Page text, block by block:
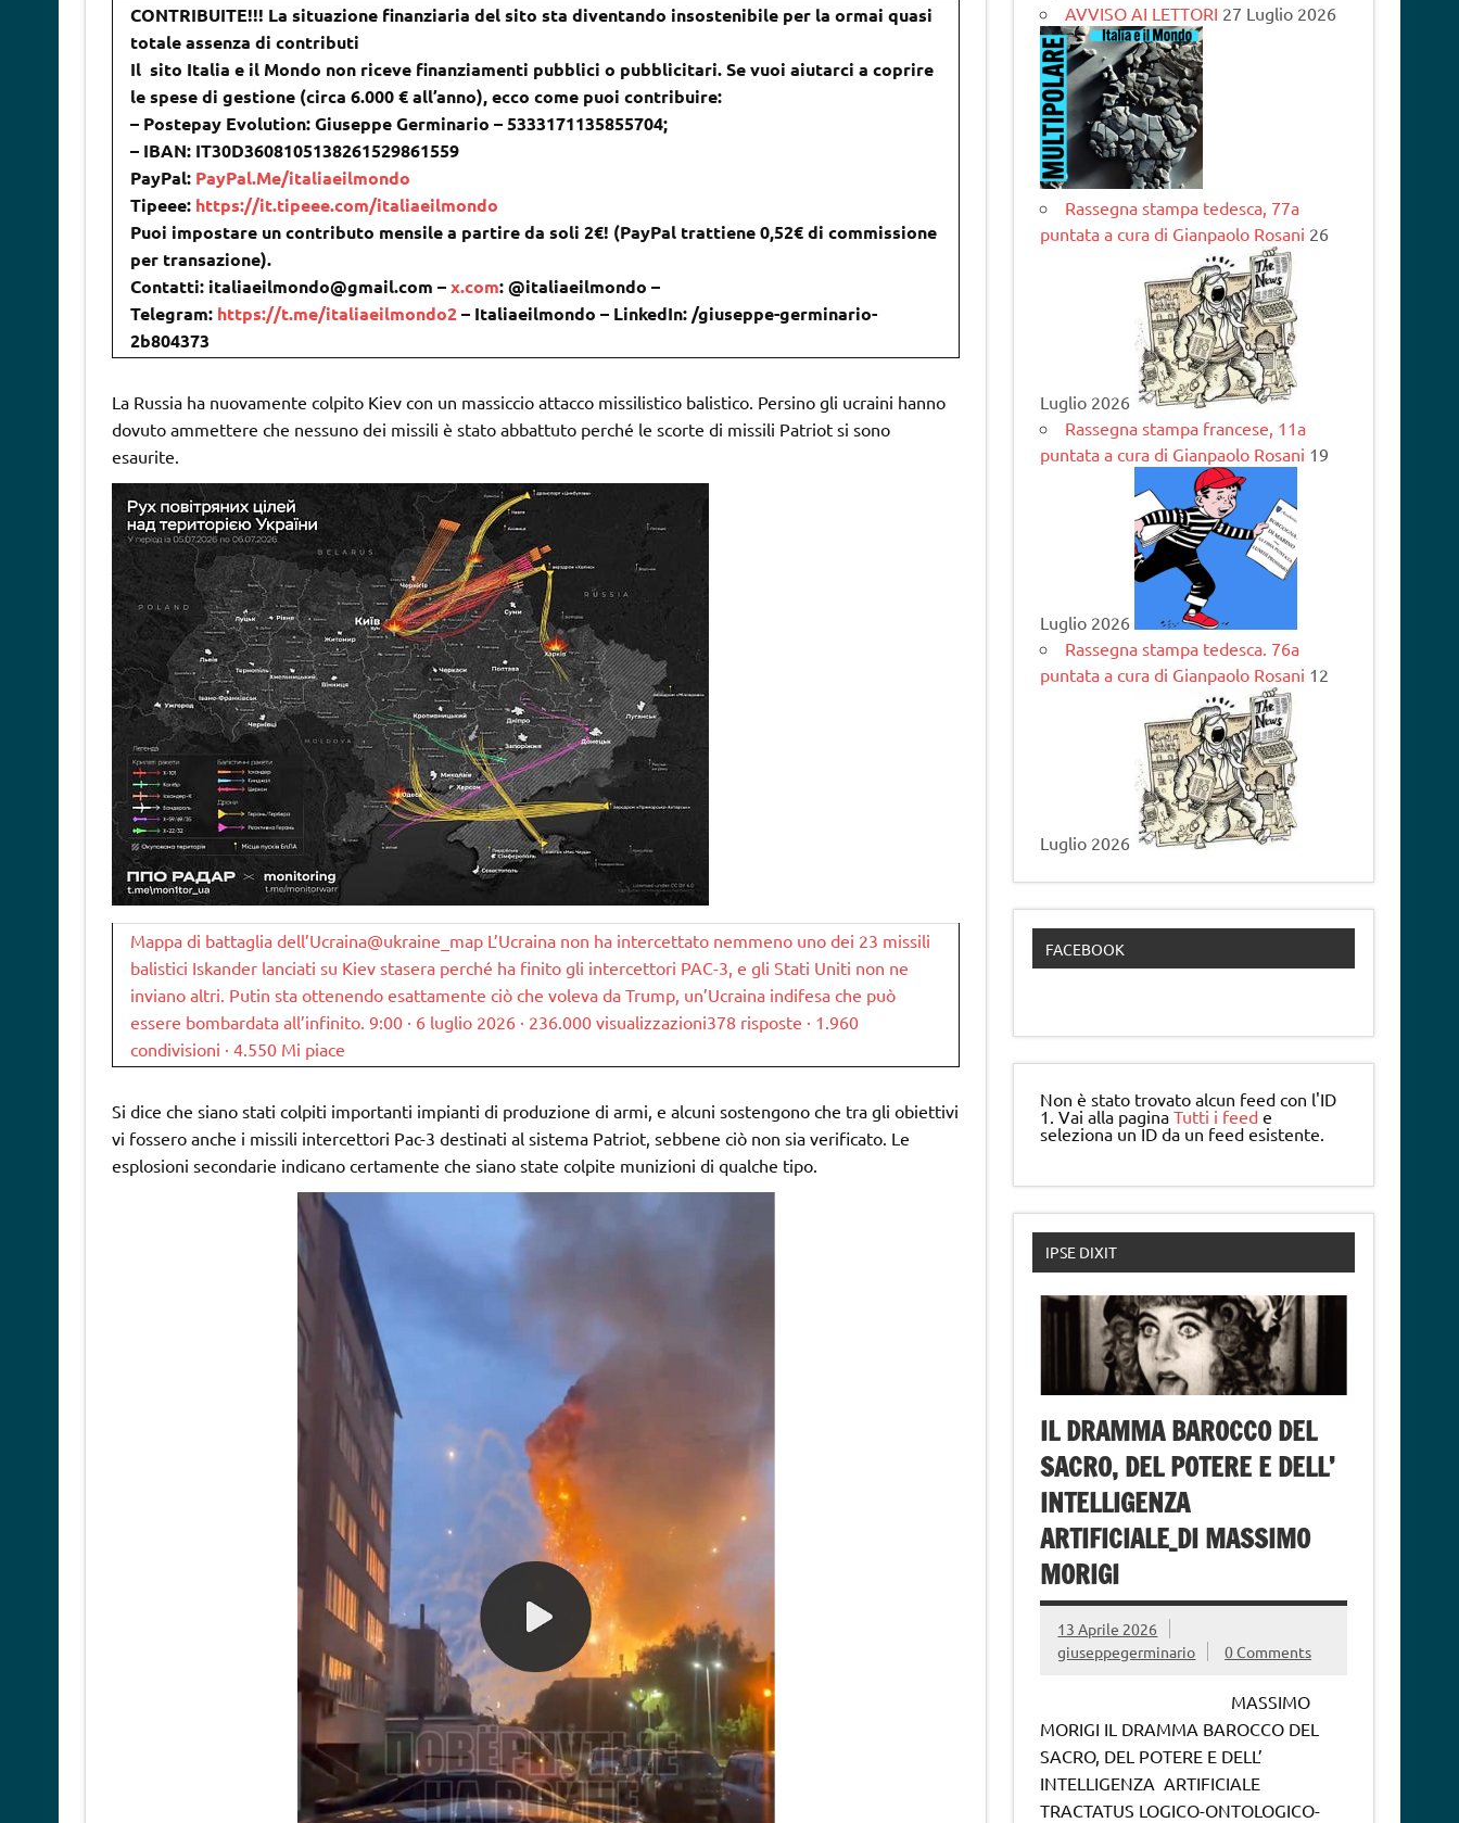
CONTRIBUITE!!! La situazione finanziaria del sito sta diventando insostenibile per la ormai quasi
totale assenza di contributi
Il sito Italia e il Mondo non riceve finanziamenti pubblici o pubblicitari. Se vuoi aiutarci a coprire
le spese di gestione (circa 6.000 € all’anno), ecco come puoi contribuire:
– Postepay Evolution: Giuseppe Germinario – 5333171135855704;
– IBAN: IT30D3608105138261529861559
PayPal: PayPal.Me/italiaeilmondo
Tipeee: https://it.tipeee.com/italiaeilmondo
Puoi impostare un contributo mensile a partire da soli 2€! (PayPal trattiene 0,52€ di commissione
per transazione).
Contatti: italiaeilmondo@gmail.com –x.com: @italiaeilmondo –
Telegram: https://t.me/italiaeilmondo2– Italiaeilmondo – LinkedIn: /giuseppe-germinario-
2b804373
La Russia ha nuovamente colpito Kiev con un massiccio attacco missilistico balistico. Persino gli ucraini hanno
dovuto ammettere che nessuno dei missili è stato abbattuto perché le scorte di missili Patriot si sono
esaurite.
Mappa di battaglia dell’Ucraina@ukraine_map L’Ucraina non ha intercettato nemmeno uno dei 23 missili
balistici Iskander lanciati su Kiev stasera perché ha finito gli intercettori PAC-3, e gli Stati Uniti non ne
inviano altri. Putin sta ottenendo esattamente ciò che voleva da Trump, un’Ucraina indifesa che può
essere bombardata all’infinito. 9:00 · 6 luglio 2026 · 236.000 visualizzazioni378 risposte · 1.960
condivisioni · 4.550 Mi piace
Si dice che siano stati colpiti importanti impianti di produzione di armi, e alcuni sostengono che tra gli obiettivi
vi fossero anche i missili intercettori Pac-3 destinati al sistema Patriot, sebbene ciò non sia verificato. Le
esplosioni secondarie indicano certamente che siano state colpite munizioni di qualche tipo.
AVVISO AI LETTORI 27 Luglio 2026
Rassegna stampa tedesca, 77a
puntata a cura di Gianpaolo Rosani 26
Luglio 2026
Rassegna stampa francese, 11a
puntata a cura di Gianpaolo Rosani 19
Luglio 2026
Rassegna stampa tedesca. 76a
puntata a cura di Gianpaolo Rosani 12
Luglio 2026
FACEBOOK
Non è stato trovato alcun feed con l'ID
1. Vai alla paginaTutti i feed e
seleziona un ID da un feed esistente.
IPSE DIXIT
IL DRAMMA BAROCCO DEL
SACRO, DEL POTERE E DELL’
INTELLIGENZA
ARTIFICIALE_DI MASSIMO
MORIGI
13 Aprile 2026
giuseppegerminario
0 Comments
MASSIMO
MORIGI IL DRAMMA BAROCCO DEL
SACRO, DEL POTERE E DELL’
INTELLIGENZA ARTIFICIALE
TRACTATUS LOGICO-ONTOLOGICO-